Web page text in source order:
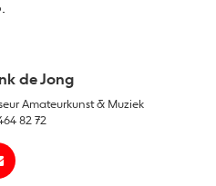
de Jong
Amateurkunst & Muziek
82 72